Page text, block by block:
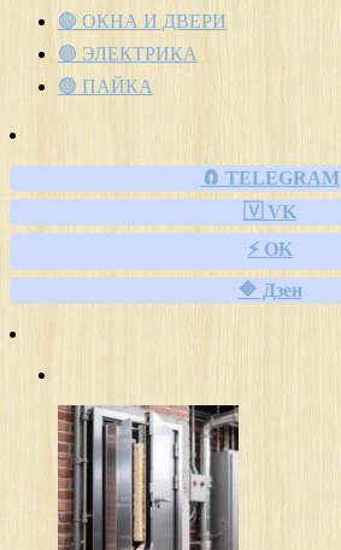
🟢 ОКНА И ДВЕРИ
🟢 ЭЛЕКТРИКА
🟢 ПАЙКА
🧲 TELEGRAM
🇻 VK
⚡ OK
🔷 Дзен